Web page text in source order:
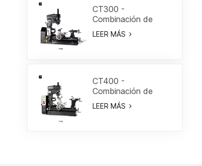
CT300 -
Combinación de
torno/fresa de 19-
3/5"
LEER MÁS
CT400 -
Combinación de
torno/fresa de 15-
3/4"
LEER MÁS